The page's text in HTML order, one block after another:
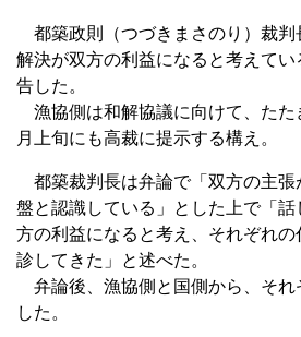
都築政則（つづきまさのり）裁判
解決が双方の利益になると考えて
告した。
漁協側は和解協議に向けて、たた
月上旬にも高裁に提示する構え。
都築裁判長は弁論で「双方の主張
盤と認識している」とした上で「
方の利益になると考え、それぞれ
診してきた」と述べた。
弁論後、漁協側と国側から、それ
した。